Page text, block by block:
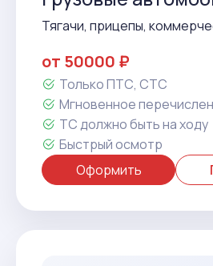
Тягачи, прицепы,
от 50000 ₽
Только ПТС, СТС
Мгновенное
ТС должно быть на ходу
Быстрый осмотр
Оформить